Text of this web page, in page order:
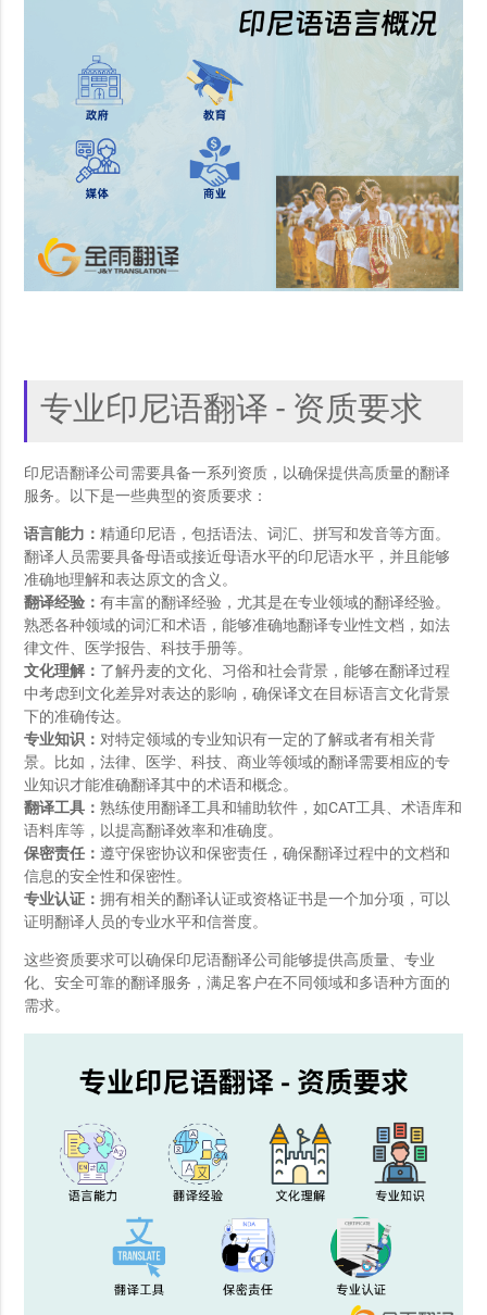
专业印尼语翻译 - 资质要求
印尼语翻译公司需要具备一系列资质，以确保提供高质量的翻译
服务。以下是一些典型的资质要求：
语言能力：精通印尼语，包括语法、词汇、拼写和发音等方面。
翻译人员需要具备母语或接近母语水平的印尼语水平，并且能够
准确地理解和表达原文的含义。
翻译经验：有丰富的翻译经验，尤其是在专业领域的翻译经验。
熟悉各种领域的词汇和术语，能够准确地翻译专业性文档，如法
律文件、医学报告、科技手册等。
文化理解： 了解丹麦的文化、习俗和社会背景，能够在翻译过程
中考虑到文化差异对表达的影响，确保译文在目标语言文化背景
下的准确传达。
专业知识：对特定领域的专业知识有一定的了解或者有相关背
景。比如，法律、医学、科技、商业等领域的翻译需要相应的专
业知识才能准确翻译其中的术语和概念。
翻译工具：熟练使用翻译工具和辅助软件，如CAT工具、术语库和
语料库等，以提高翻译效率和准确度。
保密责任：遵守保密协议和保密责任，确保翻译过程中的文档和
信息的安全性和保密性。
专业认证：拥有相关的翻译认证或资格证书是一个加分项，可以
证明翻译人员的专业水平和信誉度。
这些资质要求可以确保印尼语翻译公司能够提供高质量、专业
化、安全可靠的翻译服务，满足客户在不同领域和多语种方面的
需求。